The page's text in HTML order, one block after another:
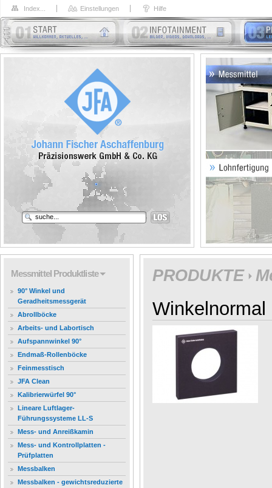
Index... Einstellungen Hilfe
Messmittel Produktliste
90° Winkel und
Geradheitsmessgerät
Abrollböcke
Arbeits- und Labortisch
Aufspannwinkel 90°
Endmaß-Rollenböcke
Feinmesstisch
JFA Clean
Kalibrierwürfel 90°
Lineare Luftlager-
Führungssysteme LL-S
Mess- und Anreißkamin
Mess- und Kontrollplatten -
Prüfplatten
Messbalken
Messbalken - gewichtsreduzierte
PRODUKTE
Winkelnormal